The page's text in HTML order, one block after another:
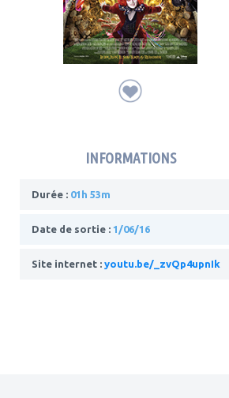
INFORMATIONS
Durée : 01h 53m
Date de sortie : 1/06/16
Site internet : youtu.be/_zvQp4upnIk